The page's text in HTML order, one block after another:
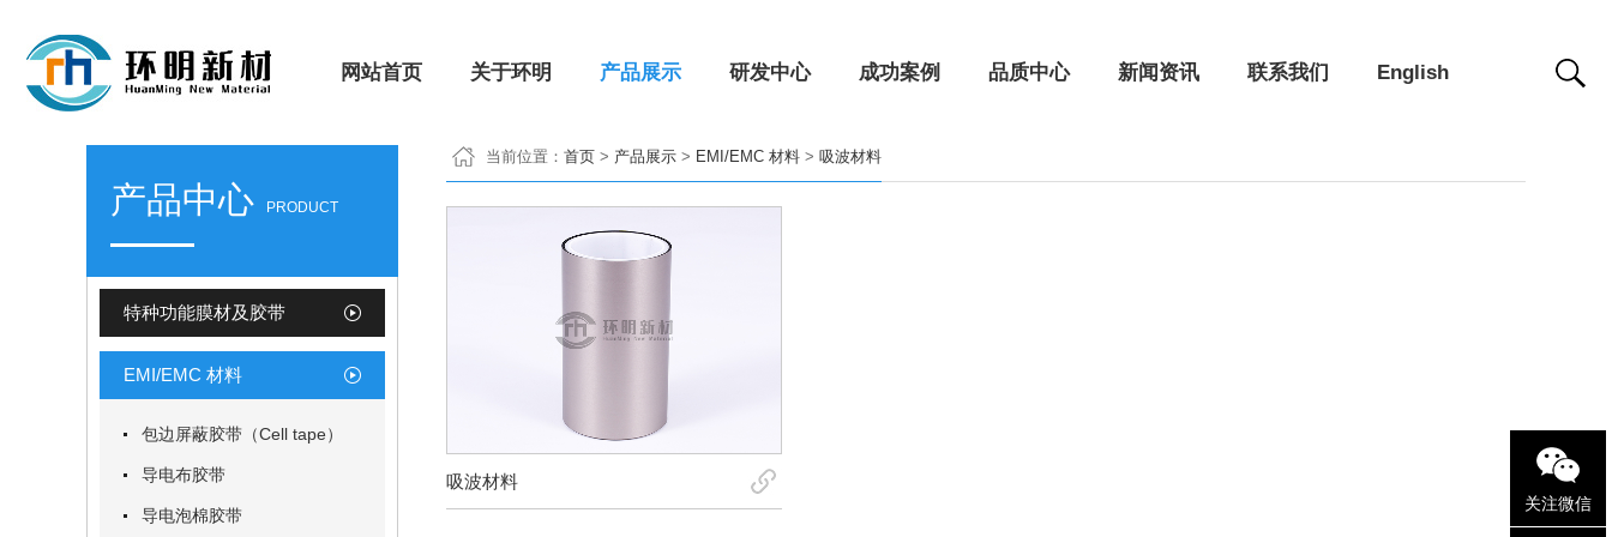
网站首页 关于环明 产品展示 研发中心 成功案例 品质中心 新闻资讯 联系我们 English
产品中心 PRODUCT
特种功能膜材及胶带
EMI/EMC 材料
包边屏蔽胶带（Cell tape）
导电布胶带
导电泡棉胶带
当前位置： 首页 > 产品展示 > EMI/EMC 材料 > 吸波材料
吸波材料
关注微信